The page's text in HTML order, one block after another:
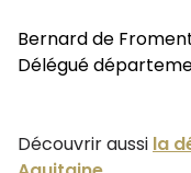
Bernard de
Délégué
Découvrir aussi la